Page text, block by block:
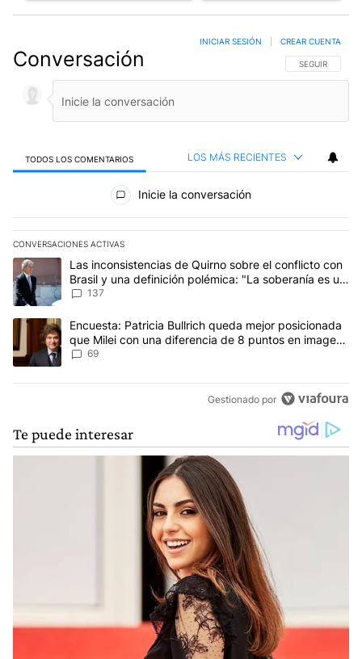
Conversación SIGA ESTA
SEGUIR
INICIAR SESIÓN CREAR CUENTA
TODOS LOS COMENTARIOS LOS MÁS RECIENTES
Todos los comentarios
Inicie la conversación
CONVERSACIONES ACTIVAS
Este listado muestra los artículos con más comentarios en los
Un artículo de tendencia con el título "Las inconsistencias de
Las inconsistencias de Quirno sobre el conflicto con
Brasil y una definición polémica: "La soberanía es un
concepto antiguo"
137
Un artículo de tendencia con el título "Encuesta: Patricia
Encuesta: Patricia Bullrich queda mejor posicionada
que Milei con una diferencia de 8 puntos en imagen
negativa
69
Gestionado por